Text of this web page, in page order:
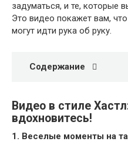
задуматься, и те, которые
Это видео покажет вам,
могут идти рука об руку.
Содержание
Видео в стиле
вдохновитесь!
1. Веселые моменты на